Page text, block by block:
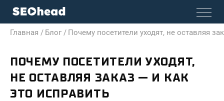
Главная / Блог / Почему посетители уходят, не оставляя
ПОЧЕМУ ПОСЕТИТЕЛИ УХОДЯТ,
НЕ ОСТАВЛЯЯ ЗАКАЗ — И КАК
ЭТО ИСПРАВИТЬ